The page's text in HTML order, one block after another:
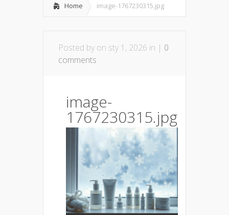
Home image-1767230315.jpg
Posted by on sty 1, 2026 in | 0
comments
image-
1767230315.jpg